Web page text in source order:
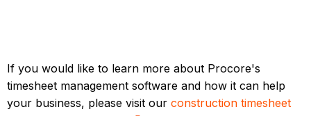
If you would like to learn more about Procore's
timesheet management software and how it can help
your business, please visit ourconstruction timesheet